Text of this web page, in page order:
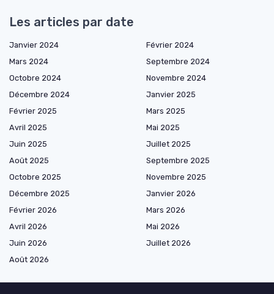
Les articles par date
Janvier 2024
Février 2024
Mars 2024
Septembre 2024
Octobre 2024
Novembre 2024
Décembre 2024
Janvier 2025
Février 2025
Mars 2025
Avril 2025
Mai 2025
Juin 2025
Juillet 2025
Août 2025
Septembre 2025
Octobre 2025
Novembre 2025
Décembre 2025
Janvier 2026
Février 2026
Mars 2026
Avril 2026
Mai 2026
Juin 2026
Juillet 2026
Août 2026